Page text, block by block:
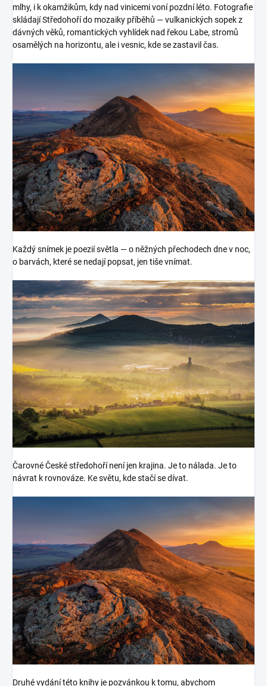
mlhy, i k okamžikům, kdy nad vinicemi voní pozdní léto. Fotografie
skládají Středohoří do mozaiky příběhů — vulkanických sopek z
dávných věků, romantických vyhlídek nad řekou Labe, stromů
osamělých na horizontu, ale i vesnic, kde se zastavil čas.
Každý snímek je poezií světla — o něžných přechodech dne v noc,
o barvách, které se nedají popsat, jen tiše vnímat.
Čarovné České středohoří není jen krajina. Je to nálada. Je to
návrat k rovnováze. Ke světu, kde stačí se dívat.
Druhé vydání této knihy je pozvánkou k tomu, abychom